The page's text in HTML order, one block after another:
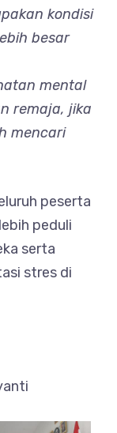
kondisi
besar
mental
remaja, jika
mencari
peserta
peduli
serta
stres di